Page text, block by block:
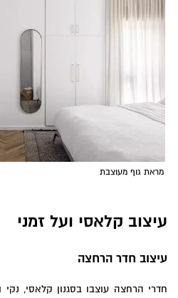
מראת גוף מעוצבת
עיצוב קלאסי ועל זמני
עיצוב חדר הרחצה
חדרי הרחצה עוצבו בסגנון קלאסי,